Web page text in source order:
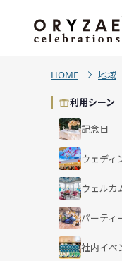
HOME 地域
利用シーン
記念日
ウェディ
ウェルカ
パーティ
社内イベ